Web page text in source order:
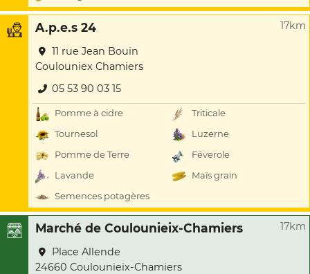
A.p.e.s 24 17km
11 rue Jean Bouin
Coulouniex Chamiers
05 53 90 03 15
Pomme à cidre
Triticale
Tournesol
Luzerne
Pomme de Terre
Féverole
Lavande
Maïs grain
Semences potagères
Marché de Coulounieix-Chamiers 17km
Place Allende
24660 Coulounieix-Chamiers